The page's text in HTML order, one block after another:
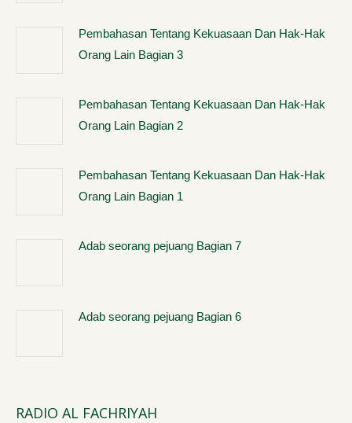
Pembahasan Tentang Kekuasaan Dan Hak-Hak
Orang Lain Bagian 3
Pembahasan Tentang Kekuasaan Dan Hak-Hak
Orang Lain Bagian 2
Pembahasan Tentang Kekuasaan Dan Hak-Hak
Orang Lain Bagian 1
Adab seorang pejuang Bagian 7
Adab seorang pejuang Bagian 6
RADIO AL FACHRIYAH